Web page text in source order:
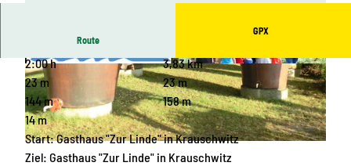
© Touristische Gebietsgemeinschaft NEISSELA
ND e. V. |CC-BY-SA
© Touristische Gebietsgemeinschaft NEISSELA
ND e. V. |CC-BY-SA
Route
GPX
2:00 h
3,83 km
23 m
23 m
144 m
158 m
14 m
Start: Gasthaus "Zur Linde" in Krauschwitz
Ziel: Gasthaus "Zur Linde" in Krauschwitz